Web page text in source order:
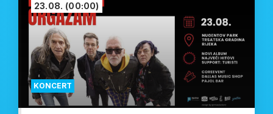
KONCERT
23.08. (00:00)